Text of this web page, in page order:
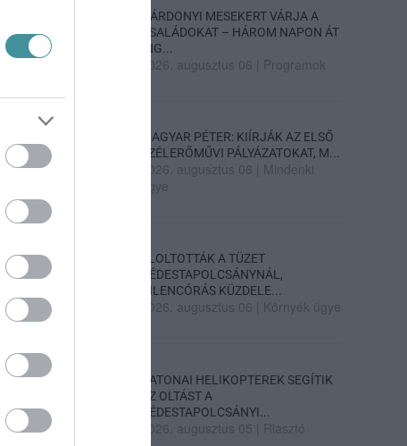
GÁRDONYI MESEKERT VÁRJA A
CSALÁDOKAT – HÁROM NAPON ÁT
ING...
2026. augusztus 06 Programok
MAGYAR PÉTER: KIÍRJÁK AZ ELSŐ
SZÉLERŐMŰVI PÁLYÁZATOKAT, M...
2026. augusztus 06
Mindenki
ügye
ELOLTOTTÁK A TÜZET
DÉDESTAPOLCSÁNYNÁL,
KILENCÓRÁS KÜZDELE...
2026. augusztus 06 Környék ügye
KATONAI HELIKOPTEREK SEGÍTIK
AZ OLTÁST A
DÉDESTAPOLCSÁNYI...
2026. augusztus 05 Riasztó